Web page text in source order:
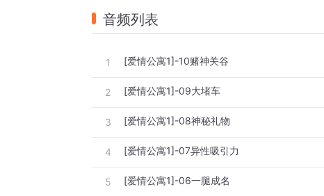
音频列表
1 [爱情公寓1]-10赌神关谷
2 [爱情公寓1]-09大堵车
3 [爱情公寓1]-08神秘礼物
4 [爱情公寓1]-07异性吸引力
5 [爱情公寓1]-06一腿成名